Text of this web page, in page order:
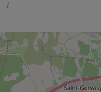
/